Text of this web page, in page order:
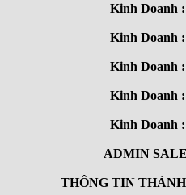
Kinh Doanh :
Kinh Doanh :
Kinh Doanh :
Kinh Doanh :
Kinh Doanh :
ADMIN
THÔNG TIN